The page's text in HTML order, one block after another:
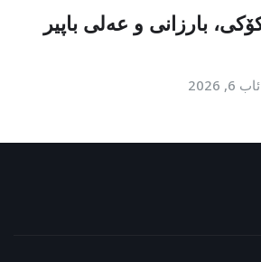
بارزانی و عەلی باپیر
ئاب 6, 2026